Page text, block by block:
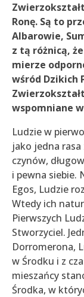
Ronę. Są to
Albarowie,
z tą różnicą,
mierze
wśród Dzikich
wspomniane
Ludzie w
jako jedna
czynów,
i pewna siebie.
Egos, Ludzie
Wtedy ich
Pierwszych
Stworzyciel.
Dorromerona,
w Środku i z
mieszańcy
Środka, w